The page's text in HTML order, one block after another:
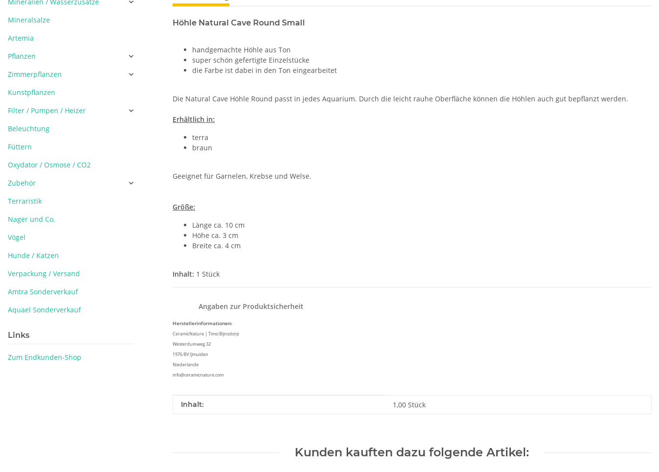
Höhle Natural Cave Round Small
handgemachte Höhle aus Ton
super schön gefertigte Einzelstücke
die Farbe ist dabei in den Ton eingearbeitet
Die Natural Cave Höhle Round passt in jedes Aquarium. Durch die leicht rauhe Oberfläche können die Höhlen auch gut bepflanzt werden.
Erhältlich in:
terra
braun
Geeignet für Garnelen, Krebse und Welse.
Größe:
Länge ca. 10 cm
Höhe ca. 3 cm
Breite ca. 4 cm
Inhalt: 1 Stück
Angaben zur Produktsicherheit
Herstellerinformationen:
CeramicNature | Timo Bijnsdorp
Westerduinweg 32
1976 BV IJmuiden
Niederlande
info@ceramicnature.com
Produkteigenschaft
Wert
Inhalt: 1,00 Stück
Kunden kauften dazu folgende Artikel:
Mineralsalze
Artemia
Pflanzen
Zimmerpflanzen
Kunstpflanzen
Filter / Pumpen / Heizer
Beleuchtung
Füttern
Oxydator / Osmose / CO2
Zubehör
Terraristik
Nager und Co.
Vögel
Hunde / Katzen
Verpackung / Versand
Amtra Sonderverkauf
Aquael Sonderverkauf
Links
Zum Endkunden-Shop